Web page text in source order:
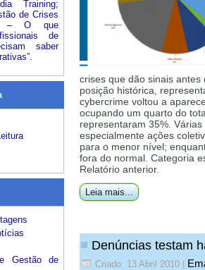
Training;
de Crises
– O que
de
saber
Gestão de
crises que dão sinais antes
posição histórica,
cybercrime voltou a
ocupando um quarto do
representaram 35%.
especialmente ações
para o menor nível;
fora do normal. Categoria
Relatório anterior.
Leia mais...
Denúncias testam
Criado: 13 Abril 2010